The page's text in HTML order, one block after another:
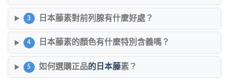
3 日本藤素對前列腺有什麼好處？
4 日本藤素的顏色有什麼特別含義嗎？
5 如何選購正品的日本藤素？